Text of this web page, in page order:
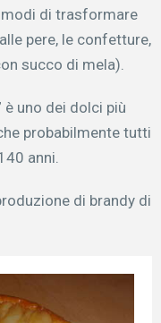
di trasformare
pere, le confetture,
succo di mela).
è uno dei dolci più
probabilmente tutti
anni.
di brandy di